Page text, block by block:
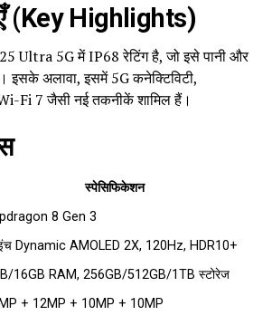
(Key Highlights)
Ultra 5G में IP68 रेटिंग है, जो इसे पानी और
इसके अलावा, इसमें 5G कनेक्टिविटी,
Fi 7 जैसी नई तकनीकें शामिल हैं।
स्पेसिफिकेशन
8 Gen 3
Dynamic AMOLED 2X, 120Hz, HDR10+
16GB RAM, 256GB/512GB/1TB स्टोरेज
+ 12MP + 10MP + 10MP